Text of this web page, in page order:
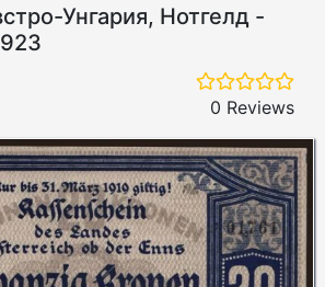
Унгария, Нотгелд -
0 Reviews